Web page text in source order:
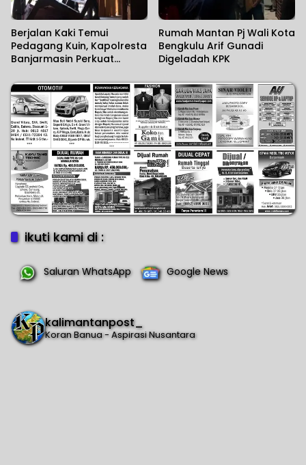
Berjalan Kaki Temui
Pedagang Kuin, Kapolresta
Banjarmasin Perkuat
Masyarakat
Rumah Mantan Pj Wali Kota
Bengkulu Arif Gunadi
Digeladah KPK
ikuti kami di :
Saluran WhatsApp Google News
kalimantanpost_
Koran Banua - Aspirasi Nusantara